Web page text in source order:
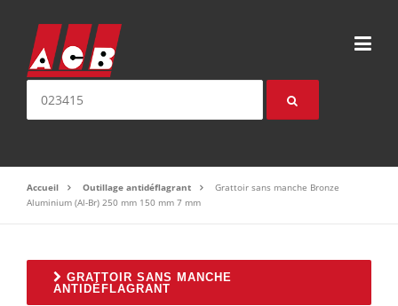
Accueil Outillage antidéflagrant
Grattoir sans manche Bronze
Aluminium (Al-Br) 250 mm 150 mm 7 mm
GRATTOIR SANS MANCHE
ANTIDÉFLAGRANT